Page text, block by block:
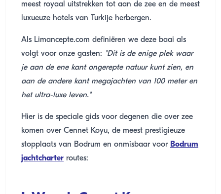
meest royaal uitstrekken tot aan de zee en de meest
luxueuze hotels van Turkije herbergen.
Als Limancepte.com definiëren we deze baai als
volgt voor onze gasten: "Dit is de enige plek waar
je aan de ene kant ongerepte natuur kunt zien, en
aan de andere kant megajachten van 100 meter en
het ultra-luxe leven."
Hier is de speciale gids voor degenen die over zee
komen over Cennet Koyu, de meest prestigieuze
stopplaats van Bodrum en onmisbaar voor Bodrum
jachtcharter routes: